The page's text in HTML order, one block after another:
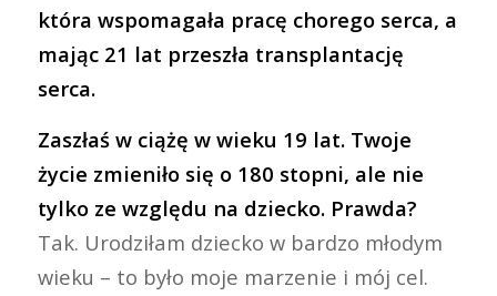
która wspomagała pracę chorego serca, a
mając 21 lat przeszła transplantację
serca.
Zaszłaś w ciążę w wieku 19 lat. Twoje
życie zmieniło się o 180 stopni, ale nie
tylko ze względu na dziecko. Prawda?
Tak. Urodziłam dziecko w bardzo młodym
wieku – to było moje marzenie i mój cel.